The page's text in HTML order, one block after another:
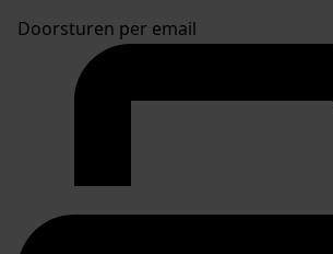
Doorsturen per email